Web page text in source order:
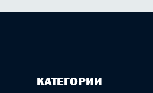
КАТЕГОРИИ